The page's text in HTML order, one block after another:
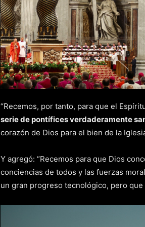
“Recemos, por tanto, para que el
serie de pontífices verdaderamente
corazón de Dios para el bien de la
Y agregó: “Recemos para que Dios
conciencias de todos y las fuerzas
un gran progreso tecnológico, pero que